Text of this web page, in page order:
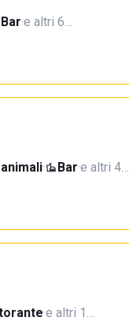
Bar·e altri 6…
· Bar·e altri 4…
·e altri 1…